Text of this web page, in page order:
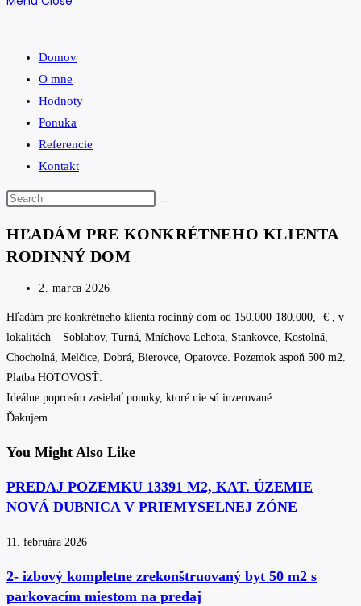
Domov
O mne
Hodnoty
Ponuka
Referencie
Kontakt
Search
website
HĽADÁM PRE KONKRÉTNEHO KLIENTA
RODINNÝ DOM
Post
2. marca 2026
Hľadám pre konkrétneho klienta rodinný dom od 150.000-180.000,- € , v
lokalitách – Soblahov, Turná, Mníchova Lehota, Stankovce, Kostolná,
Chocholná, Melčice, Dobrá, Bierovce, Opatovce. Pozemok aspoň 500 m2.
Platba HOTOVOSŤ.
Ideálne poprosím zasielať ponuky, ktoré nie sú inzerované.
Ďakujem
You Might Also Like
PREDAJ POZEMKU 13391 M2, KAT. ÚZEMIE
NOVÁ DUBNICA V PRIEMYSELNEJ ZÓNE
11. februára 2026
2- izbový kompletne zrekonštruovaný byt 50 m2 s
parkovacím miestom na predaj